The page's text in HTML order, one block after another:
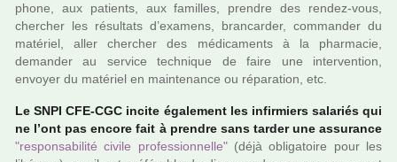
phone, aux patients, aux famil­les, pren­dre des rendez-vous,
cher­cher les résul­tats d’exa­mens, bran­car­der, com­man­der du
maté­riel, aller cher­cher des médi­ca­ments à la phar­ma­cie,
deman­der au ser­vice tech­ni­que de faire une inter­ven­tion,
envoyer du maté­riel en main­te­nance ou répa­ra­tion, etc.
Le SNPI CFE-CGC incite également les infir­miers sala­riés qui
ne l’ont pas encore fait à pren­dre sans tarder une assu­rance
"res­pon­sa­bi­lité civile pro­fes­sion­nelle"(déjà obli­ga­toire pour les